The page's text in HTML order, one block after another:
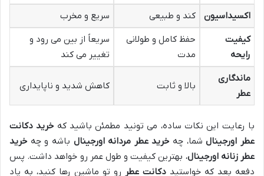
اکسیداسیون
کند و طبیعی
سریع و مخرب
کیفیت
رایحه
حفظ کامل و طولانی
مدت
سریعاً از بین می رود و
تغییر می کند
ماندگاری
عطر
بالا و ثابت کاهش شدید و ناپایداری
با رعایت این نکات ساده، می تونید مطمئن باشید که خرید دکانت
عطر اورجینالشما، چه خرید عطر مردانه اورجینال باشه و چه خرید
عطر زنانه اورجینال، بهترین کیفیت و طول عمر رو خواهد داشت. پس
دفعه بعد که خواستید دکانت عطر رو تو ماشین رها کنید، به یاد